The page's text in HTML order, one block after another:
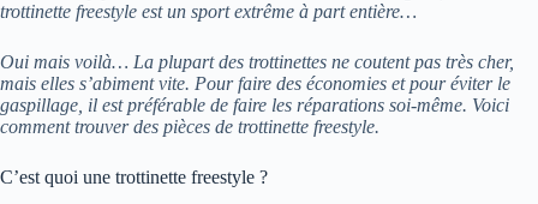
trottinette freestyle est un sport extrême à part entière…
Oui mais voilà… La plupart des trottinettes ne coutent pas très cher,
mais elles s’abiment vite. Pour faire des économies et pour éviter le
gaspillage, il est préférable de faire les réparations soi-même. Voici
comment trouver des pièces de trottinette freestyle.
C’est quoi une trottinette freestyle ?